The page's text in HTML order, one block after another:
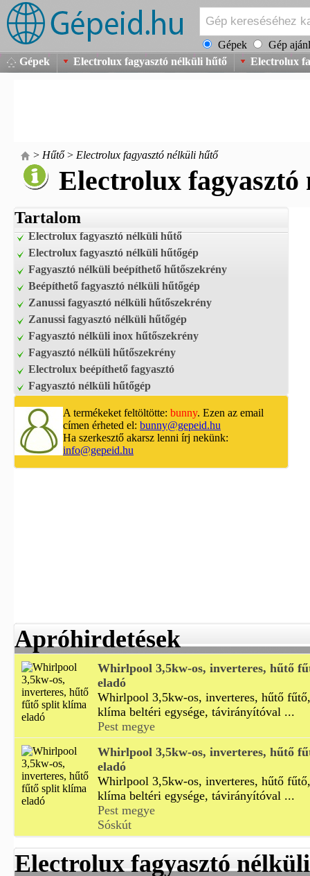
Gépek
Gép
Gépek
Electrolux fagyasztó nélküli hűtő Electrolux
> Hűtő> Electrolux fagyasztó nélküli hűtő
Electrolux
Tartalom
Electrolux fagyasztó nélküli hűtő
Electrolux fagyasztó nélküli hűtőgép
Fagyasztó nélküli beépíthető hűtőszekrény
Beépíthető fagyasztó nélküli hűtőgép
Zanussi fagyasztó nélküli hűtőszekrény
Zanussi fagyasztó nélküli hűtőgép
Fagyasztó nélküli inox hűtőszekrény
Fagyasztó nélküli hűtőszekrény
Electrolux beépíthető fagyasztó
Fagyasztó nélküli hűtőgép
A termékeket feltöltötte: bunny. Ezen az email
címen érheted el: bunny@gepeid.hu
Ha szerkesztő akarsz lenni írj nekünk:
info@gepeid.hu
Apróhirdetések
Whirlpool 3,5kw-os, inverteres, hűtő
eladó
Whirlpool 3,5kw-os, inverteres, hűtő
klíma beltéri egysége, távirányítóval ...
Pest megye
Whirlpool 3,5kw-os, inverteres, hűtő
eladó
Whirlpool 3,5kw-os, inverteres, hűtő
klíma beltéri egysége, távirányítóval ...
Pest megye
Sóskút
Electrolux fagyasztó